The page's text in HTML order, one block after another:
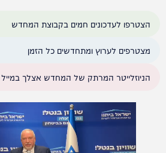
הצטרפו לעדכונים חמים בקבוצת המחדש
מצטרפים לערוץ ומתחדשים כל הזמן
הניוזלייטר המרתק של המחדש אצלך במייל